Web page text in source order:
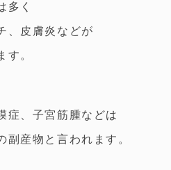
多く
、皮膚炎などが
す。
症、子宮筋腫などは
副産物と言われます。